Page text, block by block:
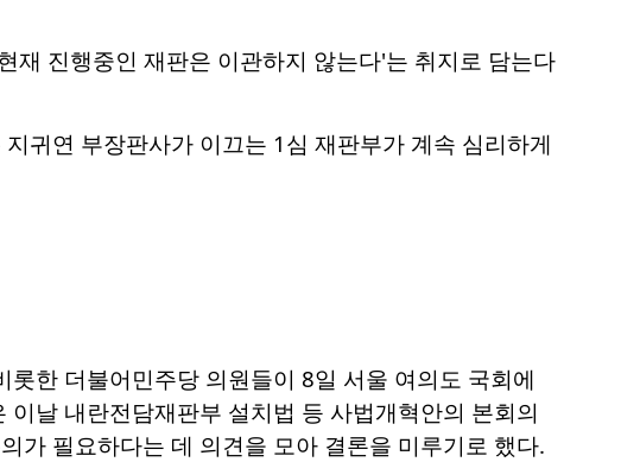
재 진행중인 재판은 이관하지 않는다'는 취지로 담는다
귀연 부장판사가 이끄는 1심 재판부가 계속 심리하게
한 더불어민주당 의원들이 8일 서울 여의도 국회에
날 내란전담재판부 설치법 등 사법개혁안의 본회의
가 필요하다는 데 의견을 모아 결론을 미루기로 했다.